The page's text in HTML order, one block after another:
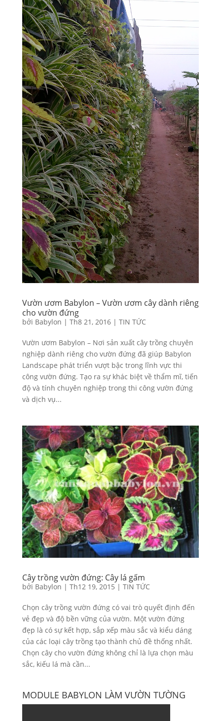
Vườn ươm Babylon – Vườn ươm cây dành riêng
cho vườn đứng
bởi Babylon | Th8 21, 2016| TIN TỨC
Vườn ươm Babylon – Nơi sản xuất cây trồng chuyên
nghiệp dành riêng cho vườn đứng đã giúp Babylon
Landscape phát triển vượt bậc trong lĩnh vực thi
công vườn đứng. Tạo ra sự khác biệt về thẩm mĩ, tiến
độ và tính chuyên nghiệp trong thi công vườn đứng
và dịch vụ...
Cây trồng vườn đứng: Cây lá gấm
bởi Babylon | Th12 19, 2015 | TIN TỨC
Chọn cây trồng vườn đứng có vai trò quyết định đến
vẻ đẹp và độ bền vững của vườn. Một vườn đứng
đẹp là có sự kết hợp, sắp xếp màu sắc và kiểu dáng
của các loại cây trồng tạo thành chủ đề thống nhất.
Chọn cây cho vườn đứng không chỉ là lựa chọn màu
sắc, kiếu lá mà cần...
MODULE BABYLON LÀM VƯỜN TƯỜNG